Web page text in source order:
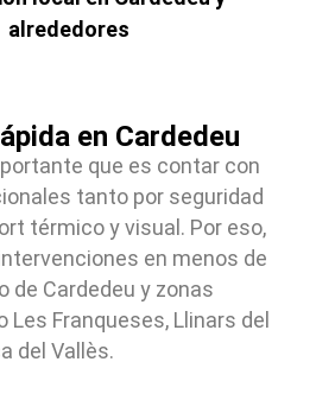
alrededores
en Cardedeu
que es contar con
tanto por seguridad
térmico y visual. Por eso,
en menos de
de Cardedeu y zonas
Franqueses, Llinars del
del Vallès.